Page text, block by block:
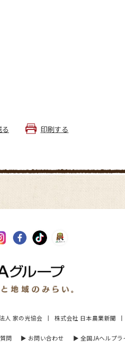
印刷する
人 家の光協会 株式会社 日本農業新聞
問 ▶︎ お問い合わせ ▶︎ 全国JAヘルプラ